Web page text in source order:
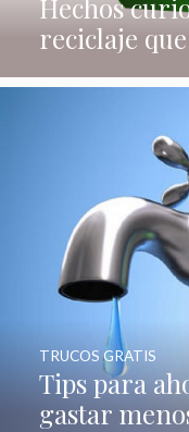
Hechos
reciclaje
Tips para
gastar
TRUCOS GRATIS